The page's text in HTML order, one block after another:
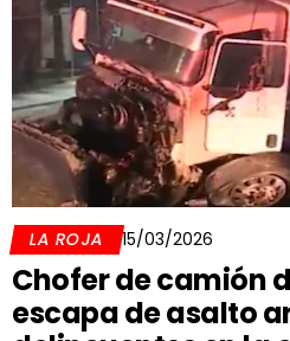
LA ROJA 15/03/2026
Chofer de camión
escapa de asalto